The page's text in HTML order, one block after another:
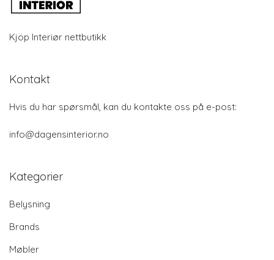
Kjöp Interiør nettbutikk
Kontakt
Hvis du har spørsmål, kan du kontakte oss på e-post:
info@dagensinterior.no
Kategorier
Belysning
Brands
Møbler